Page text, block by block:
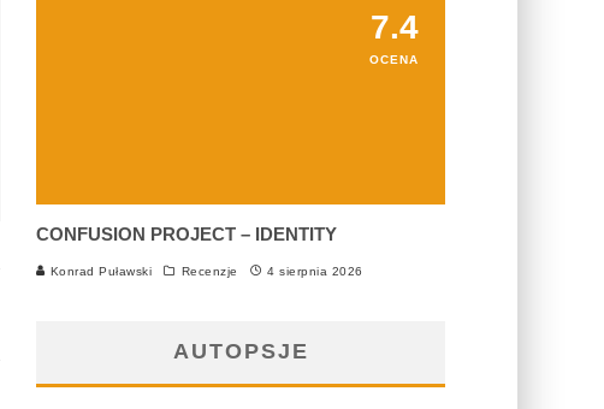
7.4
OCENA
CONFUSION PROJECT – IDENTITY
Konrad Puławski Recenzje 4 sierpnia 2026
AUTOPSJE